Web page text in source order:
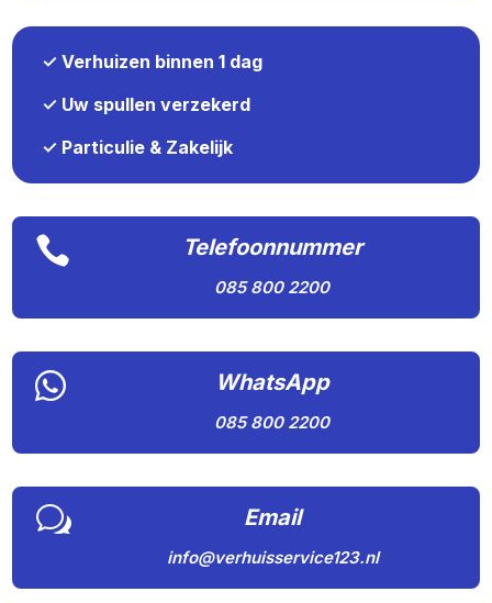
✓ Verhuizen binnen 1 dag
✓ Uw spullen verzekerd
✓ Particulie & Zakelijk
 Telefoonnummer
085 800 2200
 WhatsApp
085 800 2200
w Email
info@verhuisservice123.nl